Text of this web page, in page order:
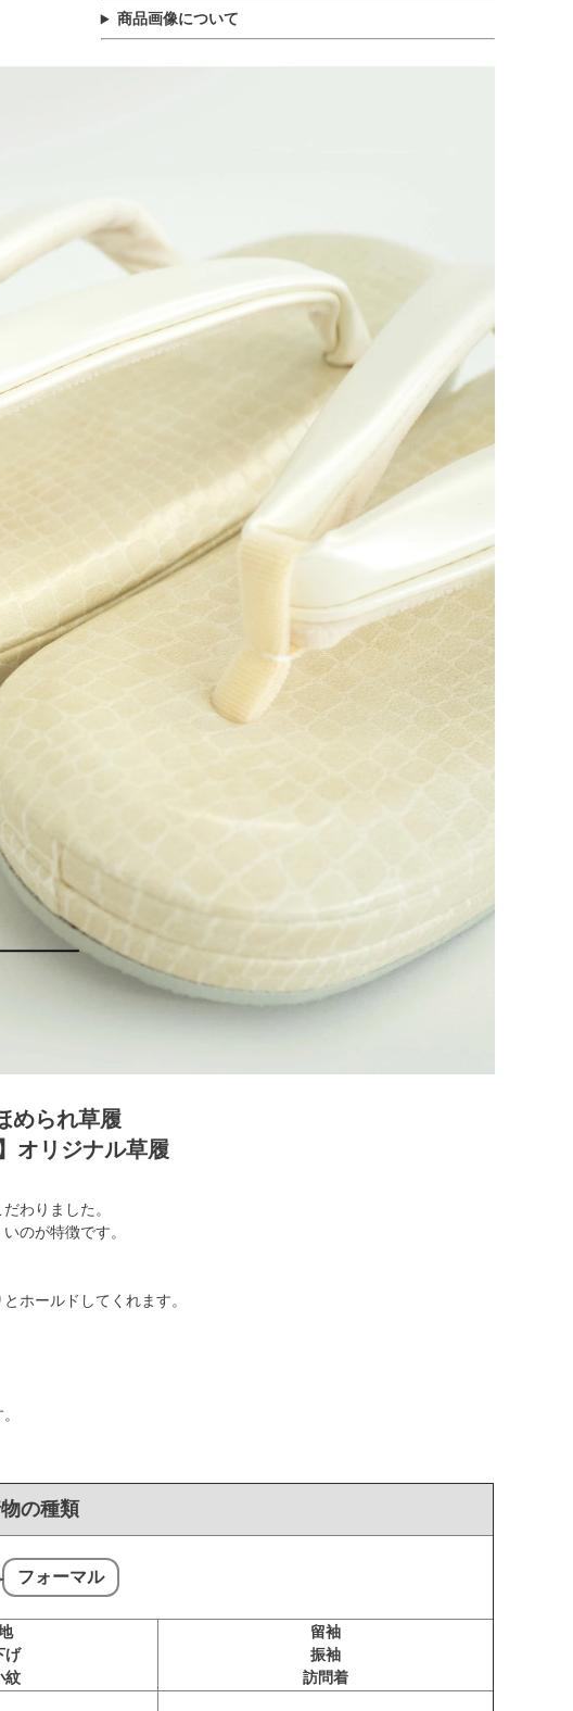
商品画像について
められ草履
オリジナル草履
わりました。
のが特徴です。
ホールドしてくれます。
の種類
フォーマル
げ
紋
留袖
振袖
訪問着